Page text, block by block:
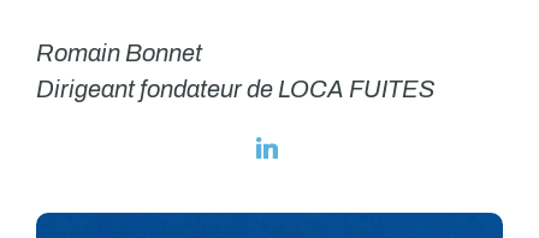
Romain Bonnet
Dirigeant fondateur de LOCA FUITES